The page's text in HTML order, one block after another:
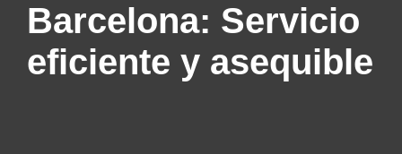
Barcelona: Servicio
eficiente y asequible